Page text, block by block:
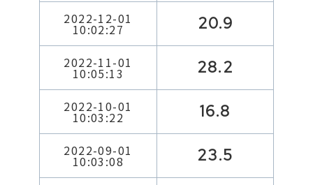
2022-12-01
10:02:27 20.9
2022-11-01
10:05:13 28.2
2022-10-01
10:03:22 16.8
2022-09-01
10:03:08 23.5